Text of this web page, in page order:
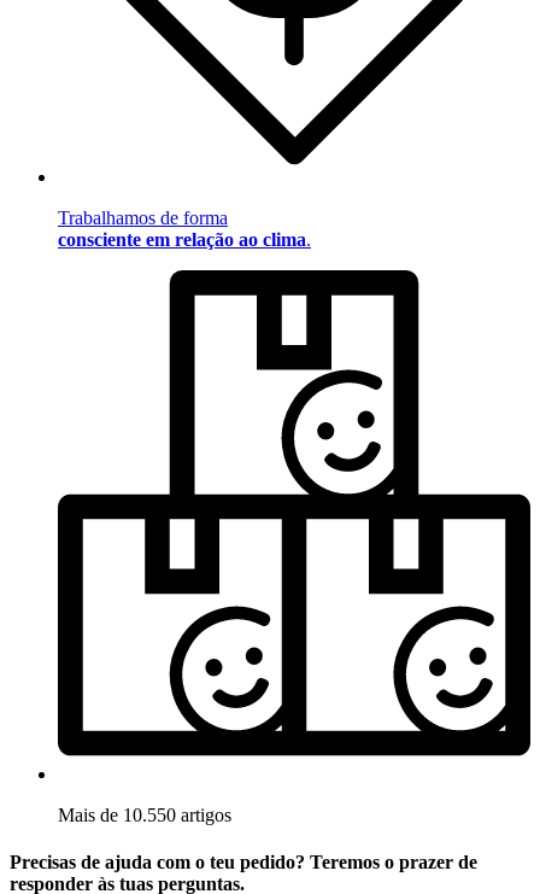
Trabalhamos de forma
consciente em relação ao clima.
Mais de 10.550 artigos
Precisas de ajuda com o teu pedido? Teremos o prazer de
responder às tuas perguntas.